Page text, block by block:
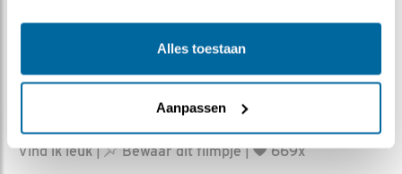
Alles toestaan
Aanpassen
Een leeg nest
Sam Reitsma | Geplaatst op 29 juli 2021, 23:55 |
Vind ik leuk| Bewaar dit filmpje|
669x